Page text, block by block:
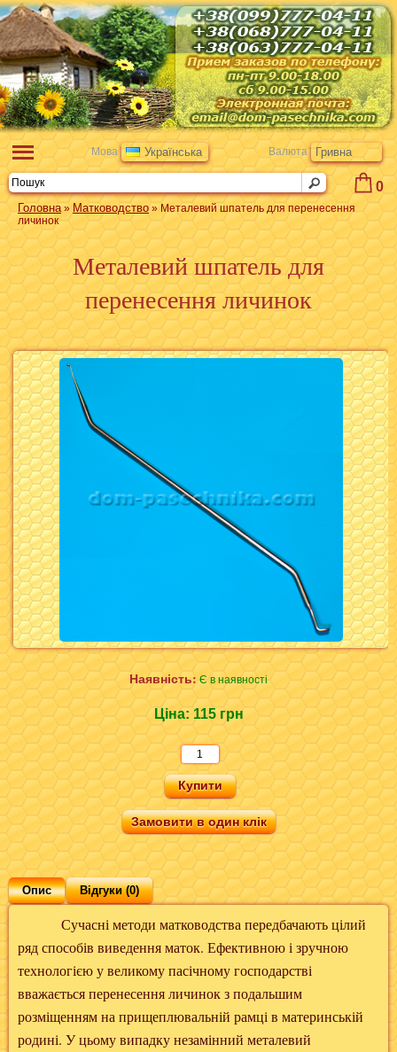
0
Мова Українська Валюта Гривна
Головна» Матководство » Металевий шпатель для перенесення
личинок
Металевий шпатель для
перенесення личинок
Наявність:Є в наявності
Ціна: 115 грн
Замовити в один клік
Опис Відгуки (0)
Сучасні методи матководства передбачають цілий
ряд способів виведення маток. Ефективною і зручною
технологією у великому пасічному господарстві
вважається перенесення личинок з подальшим
розміщенням на прищеплювальній рамці в материнській
родині. У цьому випадку незамінний металевий